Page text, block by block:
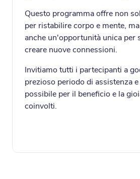
Questo programma offre non
per ristabilire corpo e mente,
anche un'opportunità unica per
creare nuove connessioni.
Invitiamo tutti i partecipanti a
prezioso periodo di assistenza
possibile per il beneficio e la
coinvolti.